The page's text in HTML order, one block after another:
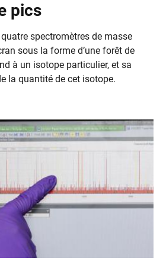
pics
spectromètres de masse
sous la forme d’une forêt de
à un isotope particulier, et sa
la quantité de cet isotope.